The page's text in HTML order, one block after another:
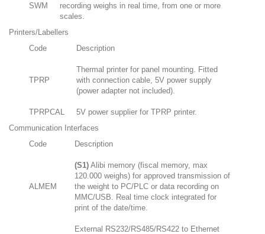
SWM
recording weighs in real time, from one or more
scales.
Printers/Labellers
Code
Description
TPRP
Thermal printer for panel mounting. Fitted
with connection cable, 5V power supply
(power adapter not included).
TPRPCAL
5V power supplier for TPRP printer.
Communication Interfaces
Code
Description
ALMEM
(S1) Alibi memory (fiscal memory, max
120.000 weighs) for approved transmission of
the weight to PC/PLC or data recording on
MMC/USB. Real time clock integrated for
print of the date/time.
External RS232/RS485/RS422 to Ethernet